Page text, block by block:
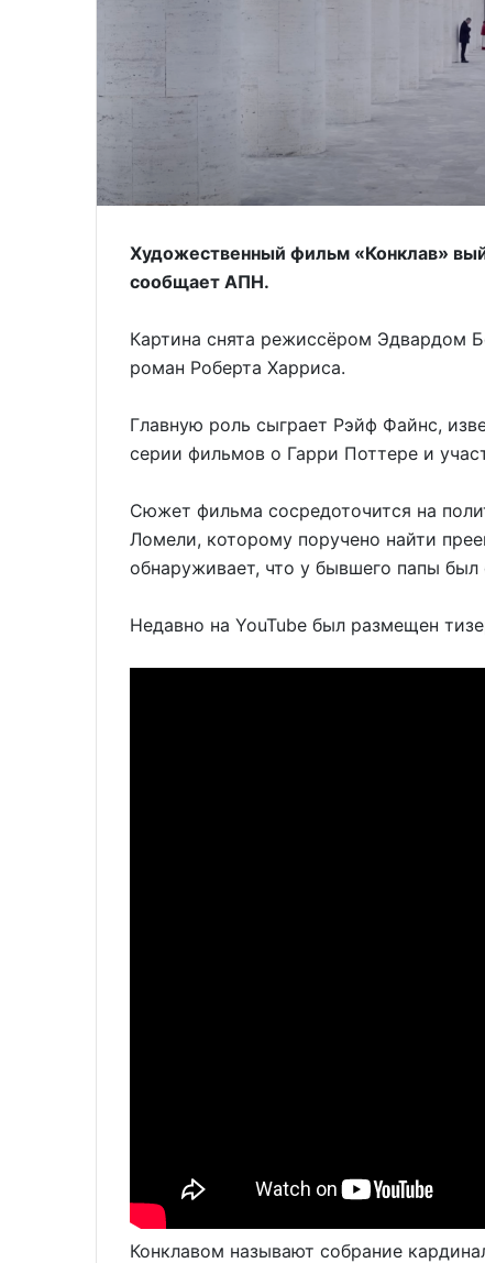
Художественный фильм «Конклав»
сообщает АПН.
Картина снята режиссёром Эдвардом
роман Роберта Харриса.
Главную роль сыграет Рэйф Файнс,
серии фильмов о Гарри Поттере и
Сюжет фильма сосредоточится на
Ломели, которому поручено найти
обнаруживает, что у бывшего папы
Недавно на YouTube был размещен
Конклавом называют собрание